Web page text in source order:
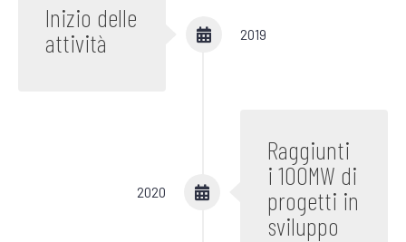
Inizio delle
attività
2019
Raggiunti
i 100MW di
progetti in
sviluppo
2020